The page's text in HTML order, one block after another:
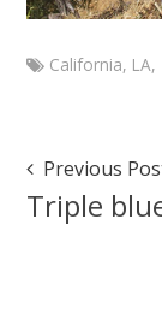
California, LA,
January
16,
Post
Previous
Triple